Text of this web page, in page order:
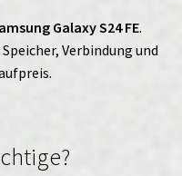
Galaxy S24 FE.
Verbindung und